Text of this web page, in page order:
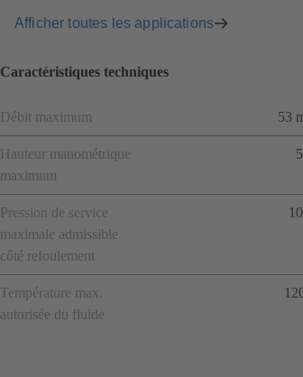
Afficher toutes les applications
Caractéristiques techniques
Débit maximum 53
Hauteur manométrique
maximum
Pression de service
maximale admissible
côté refoulement
Température max.
autorisée du fluide